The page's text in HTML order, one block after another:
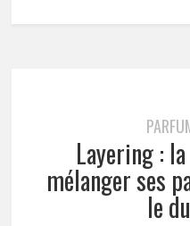
Layering :
mélanger ses
le